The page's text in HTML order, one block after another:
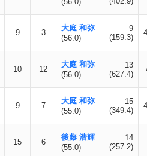
9 3
大庭 和弥
(56.0)
9
(159.3)
10 12
大庭 和弥
(56.0)
13
(627.4)
9 7
大庭 和弥
(55.0)
15
(349.4)
15 6
後藤 浩輝
(55.0)
14
(257.2)